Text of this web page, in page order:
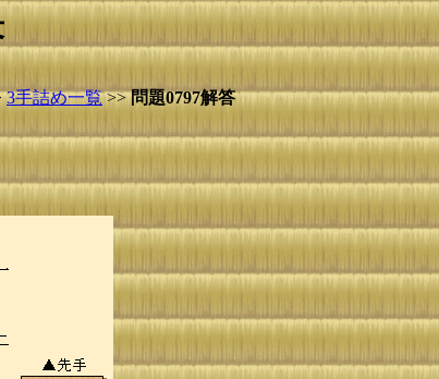
3手詰め一覧>>問題0797解答